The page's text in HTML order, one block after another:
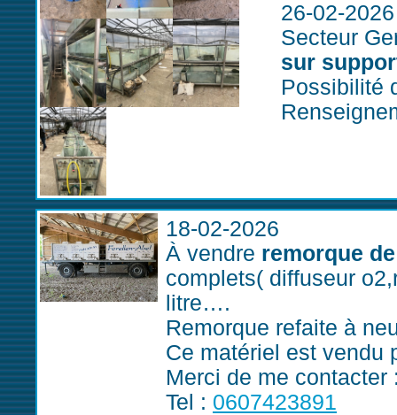
26-02-2026
Secteur
sur
Possibilité
18-02-2026
À vendre remorque
complets( diffuseur
litre….
Remorque refaite à
Ce matériel est vendu
Merci de me
Tel : 0607423891